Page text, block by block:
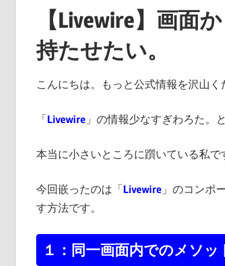
【Livewire】画面
持たせたい。
こんにちは。もっと公式情報を沢山く
「Livewire」の情報少なすぎわろた。
本当に小さいところに躓いている私で
今回嵌ったのは「Livewire」のコンポ
す方法です。
１：同一画面内でのメソッ